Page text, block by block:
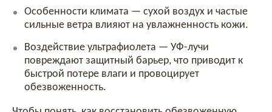
Особенности климата — сухой воздух и частые
сильные ветра влияют на увлажненность кожи.
Воздействие ультрафиолета — УФ-лучи
повреждают защитный барьер, что приводит к
быстрой потере влаги и провоцирует
обезвоженность.